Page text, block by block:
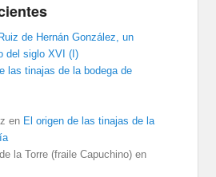
de Hernán González, un
del siglo XVI (I)
las tinajas de la bodega de
en El origen de las tinajas de la
la Torre (fraile Capuchino) en